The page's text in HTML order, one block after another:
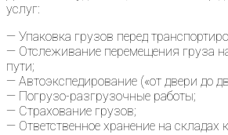
услуг:
— Упаковка грузов перед
— Отслеживание перемещения груза
пути;
— Автоэкспедирование («от двери до
— Погрузо-разгрузочные работы;
— Страхование грузов;
— Ответственное хранение на складах